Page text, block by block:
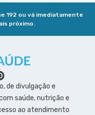
192 ou vá imediatamente
próximo.
de divulgação e
saúde, nutrição e
ao atendimento